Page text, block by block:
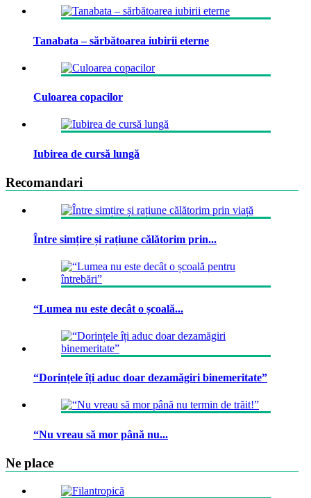
Tanabata – sărbătoarea iubirii eterne
Culoarea copacilor
Iubirea de cursă lungă
Recomandari
Între simțire și rațiune călătorim prin...
“Lumea nu este decât o școală...
“Dorințele îți aduc doar dezamăgiri binemeritate”
“Nu vreau să mor până nu...
Ne place